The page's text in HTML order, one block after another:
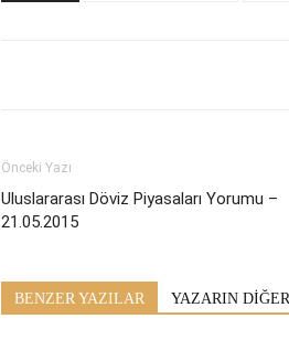
Önceki Yazı
Uluslararası Döviz Piyasaları Yorumu –
21.05.2015
BENZER YAZILAR YAZARIN